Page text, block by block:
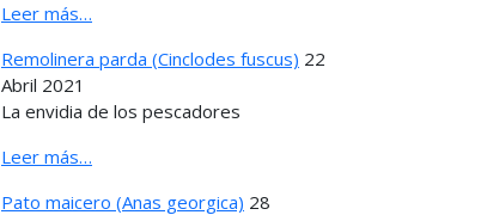
Leer más…
Remolinera parda (Cinclodes fuscus) 22
Abril 2021
La envidia de los pescadores
Leer más…
Pato maicero (Anas georgica) 28